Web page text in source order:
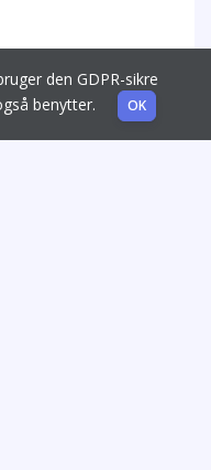
den GDPR-sikre
benytter.
OK